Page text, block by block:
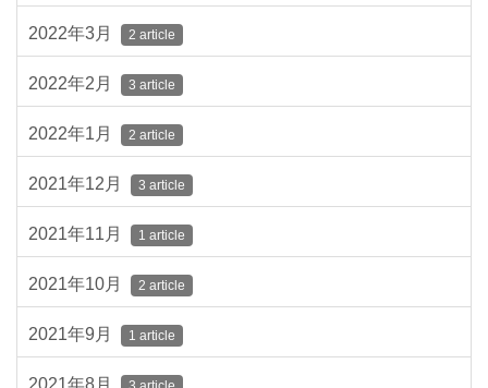
2022年3月 2 article
2022年2月 3 article
2022年1月 2 article
2021年12月 3 article
2021年11月 1 article
2021年10月 2 article
2021年9月 1 article
2021年8月